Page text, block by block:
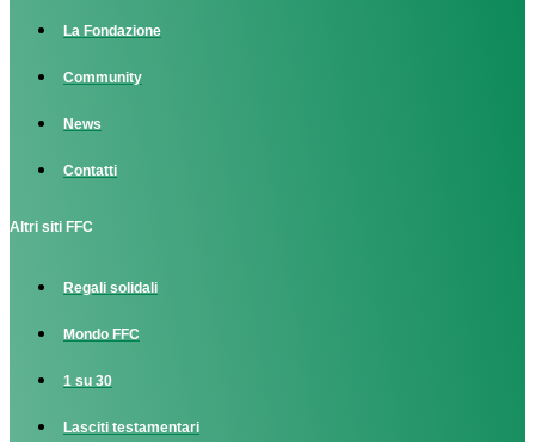
La Fondazione
Community
News
Contatti
Altri siti FFC
Regali solidali
Mondo FFC
1 su 30
Lasciti testamentari